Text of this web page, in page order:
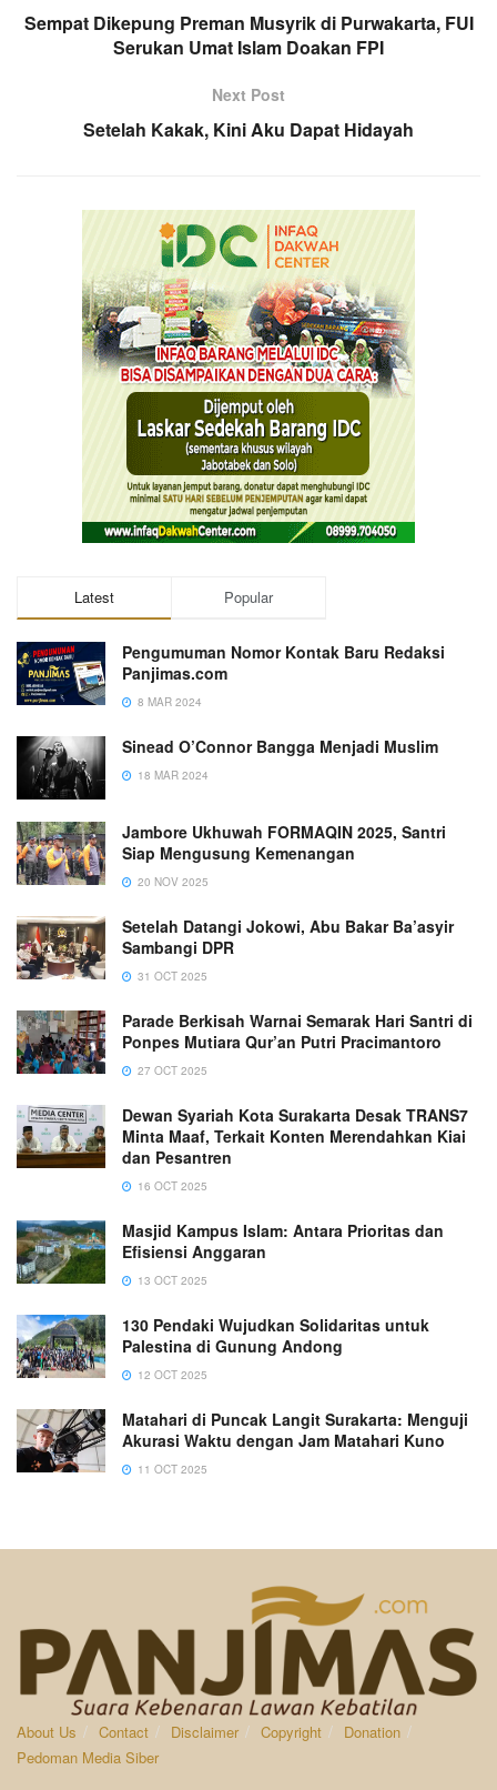
Sempat Dikepung Preman Musyrik di Purwakarta, FUI
Serukan Umat Islam Doakan FPI
Next Post
Setelah Kakak, Kini Aku Dapat Hidayah
Latest Popular
Pengumuman Nomor Kontak Baru Redaksi
Panjimas.com
8 MAR 2024
Sinead O’Connor Bangga Menjadi Muslim
18 MAR 2024
Jambore Ukhuwah FORMAQIN 2025, Santri
Siap Mengusung Kemenangan
20 NOV 2025
Setelah Datangi Jokowi, Abu Bakar Ba’asyir
Sambangi DPR
31 OCT 2025
Parade Berkisah Warnai Semarak Hari Santri di
Ponpes Mutiara Qur’an Putri Pracimantoro
27 OCT 2025
Dewan Syariah Kota Surakarta Desak TRANS7
Minta Maaf, Terkait Konten Merendahkan Kiai
dan Pesantren
16 OCT 2025
Masjid Kampus Islam: Antara Prioritas dan
Efisiensi Anggaran
13 OCT 2025
130 Pendaki Wujudkan Solidaritas untuk
Palestina di Gunung Andong
12 OCT 2025
Matahari di Puncak Langit Surakarta: Menguji
Akurasi Waktu dengan Jam Matahari Kuno
11 OCT 2025
About Us Contact Disclaimer Copyright
Donation
Pedoman Media Siber